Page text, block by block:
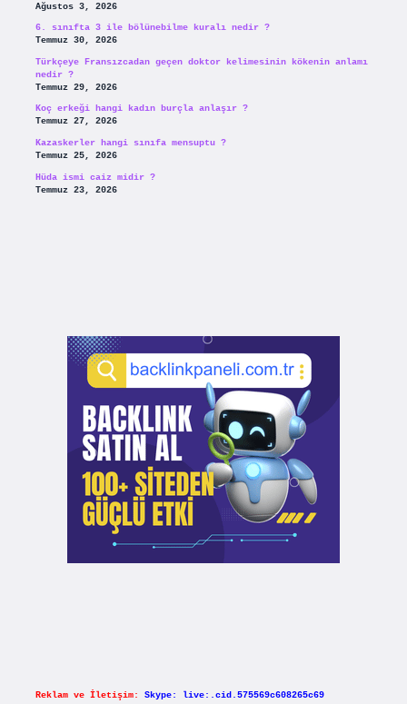
Ağustos 3, 2026
6. sınıfta 3 ile bölünebilme kuralı nedir ?
Temmuz 30, 2026
Türkçeye Fransızcadan geçen doktor kelimesinin kökenin anlamı
nedir ?
Temmuz 29, 2026
Koç erkeği hangi kadın burçla anlaşır ?
Temmuz 27, 2026
Kazaskerler hangi sınıfa mensuptu ?
Temmuz 25, 2026
Hüda ismi caiz midir ?
Temmuz 23, 2026
Reklam ve İletişim: Skype: live:.cid.575569c608265c69